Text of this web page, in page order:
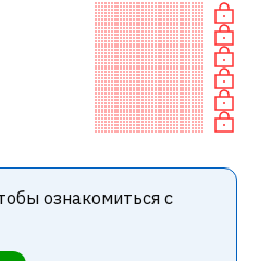
ознакомиться с